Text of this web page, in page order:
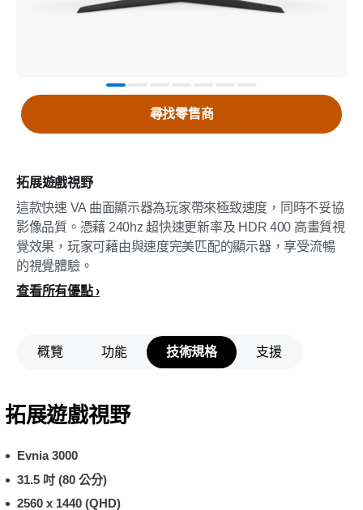
拓展遊戲視野
這款快速 VA 曲面顯示器為玩家帶來極致速度，同時不妥協
影像品質。憑藉 240hz 超快速更新率及 HDR 400 高畫質視
覺效果，玩家可藉由與速度完美匹配的顯示器，享受流暢
的視覺體驗。
查看所有優點
尋找零售商
概覽 功能 技術規格 支援
拓展遊戲視野
Evnia 3000
31.5 吋 (80 公分)
2560 x 1440 (QHD)